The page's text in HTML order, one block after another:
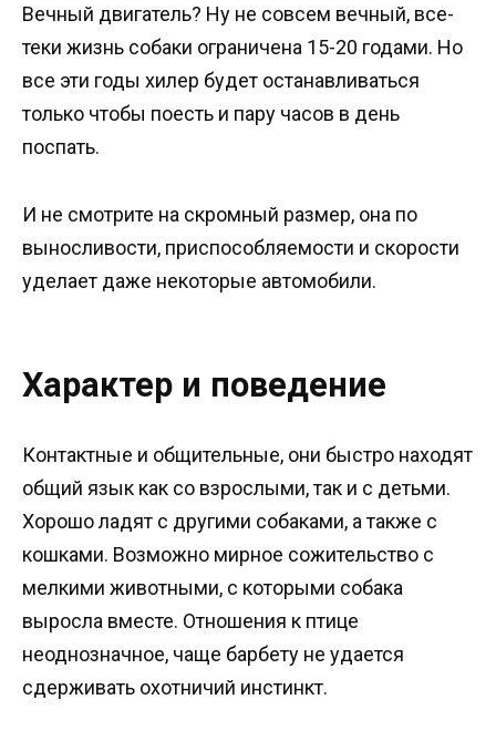
Вечный двигатель? Ну не совсем вечный, все-
теки жизнь собаки ограничена 15-20 годами. Но
все эти годы хилер будет останавливаться
только чтобы поесть и пару часов в день
поспать.
И не смотрите на скромный размер, она по
выносливости, приспособляемости и скорости
уделает даже некоторые автомобили.
Характер и поведение
Контактные и общительные, они быстро находят
общий язык как со взрослыми, так и с детьми.
Хорошо ладят с другими собаками, а также с
кошками. Возможно мирное сожительство с
мелкими животными, с которыми собака
выросла вместе. Отношения к птице
неоднозначное, чаще барбету не удается
сдерживать охотничий инстинкт.